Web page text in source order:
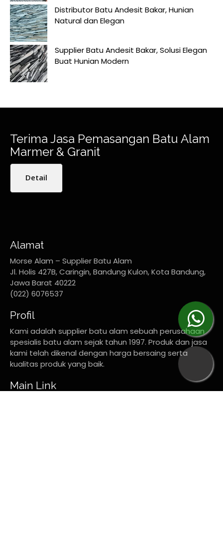
Distributor Batu Andesit Bakar, Hunian
Natural dan Elegan
Supplier Batu Andesit Bakar, Solusi Elegan
Buat Hunian Modern
Terima Jasa Pemasangan Batu Alam
Marmer & Granit
Detail
Alamat
Morse Alam – Supplier Batu Alam
Jl. Holis 427B, Caringin, Bandung Kulon, Kota Bandung,
Jawa Barat 40222
(022) 6076537
Profil
Kami adalah supplier batu alam sebuah perusahaan
spesialis batu alam sejak tahun 1997. Produk dan jasa
kami telah dikenal dengan harga bersaing serta
kualitas produk yang baik.
Main Link